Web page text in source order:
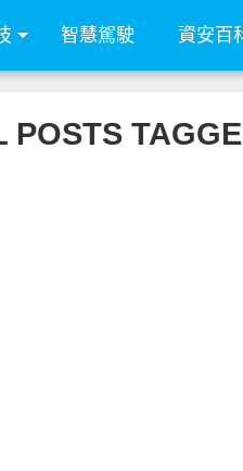
智慧駕駛 資安百
POSTS